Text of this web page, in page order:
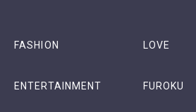
FASHION LOVE
ENTERTAINMENT FUROKU